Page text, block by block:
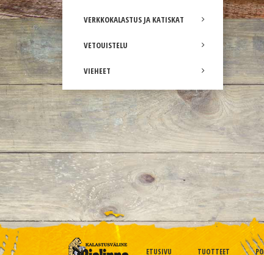
VERKKOKALASTUS JA KATISKAT
VETOUISTELU
VIEHEET
ETUSIVU TUOTTEET